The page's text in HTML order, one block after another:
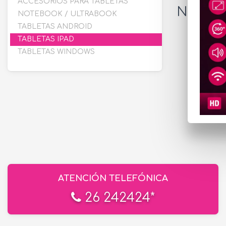
NOTEBOOK / ULTRABOOK
TABLETAS ANDROID
TABLETAS IPAD
TABLETAS WINDOWS
No
ATENCIÓN TELEFÓNICA
26 242424*